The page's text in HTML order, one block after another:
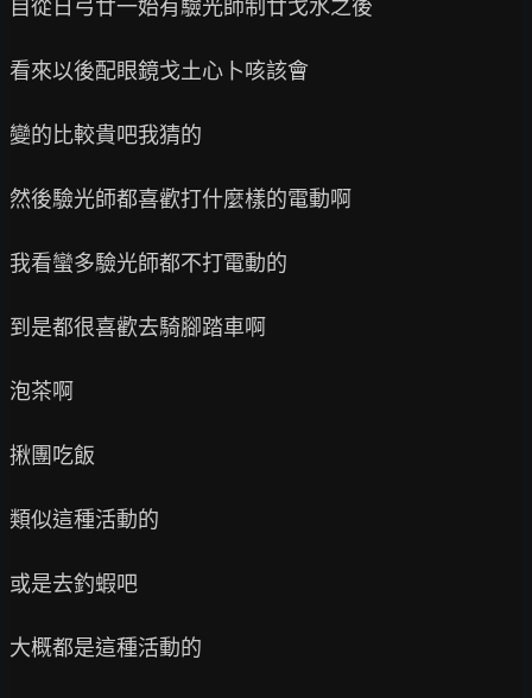
自從日弓廿一始有驗光師制廿戈水之後
看來以後配眼鏡戈土心卜咳該會
變的比較貴吧我猜的
然後驗光師都喜歡打什麼樣的電動啊
我看蠻多驗光師都不打電動的
到是都很喜歡去騎腳踏車啊
泡茶啊
揪團吃飯
類似這種活動的
或是去釣蝦吧
大概都是這種活動的